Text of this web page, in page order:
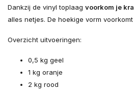
Dankzij de vinyl toplaag voorkom je
alles netjes. De hoekige vorm
Overzicht uitvoeringen:
0,5 kg geel
1 kg oranje
2 kg rood